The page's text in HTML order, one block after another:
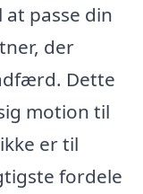
passe din
der
Dette
motion til
er til
fordele